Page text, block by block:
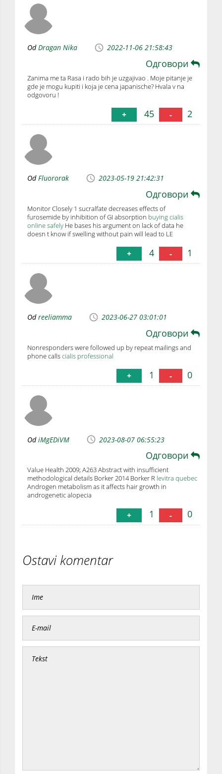
OdDragan Nika 2022-11-06 21:58:43
Одговори
Zanima me ta Rasa i rado bih je uzgajivao . Moje pitanje je
gde je mogu kupiti i koja je cena japanische? Hvala v na
odgovoru !
+ 45 - 2
OdFluororak 2023-05-19 21:42:31
Одговори
Monitor Closely 1 sucralfate decreases effects of
furosemide by inhibition of GI absorption buying cialis
online safely He bases his argument on lack of data he
doesn t know if swelling without pain will lead to LE
+ 4 - 1
Odreeliamma 2023-06-27 03:01:01
Одговори
Nonresponders were followed up by repeat mailings and
phone callscialis professional
+ 1 - 0
OdiMgEDiVM 2023-08-07 06:55:23
Одговори
Value Health 2009; A263 Abstract with insufficient
methodological details Borker 2014 Borker R levitra quebec
Androgen metabolism as it affects hair growth in
androgenetic alopecia
+ 1 - 0
Ostavi komentar